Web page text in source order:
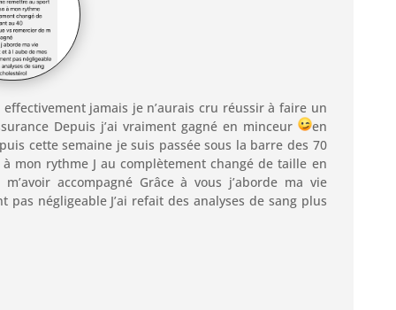
jamais je n’aurais cru réussir à faire un
Depuis j’ai vraiment gagné en minceur
en
cette semaine je suis passée sous la barre des 70
mon rythme J au complètement changé de taille en
accompagné Grâce à vous j’aborde ma vie
négligeable J’ai refait des analyses de sang plus